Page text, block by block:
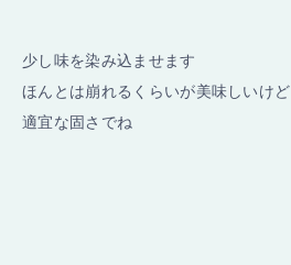
少し味を染み込ませます
ほんとは崩れるくらいが美味しいけど
適宜な固さでね